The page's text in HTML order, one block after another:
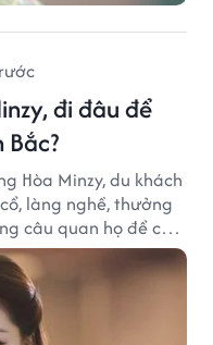
đi đâu để
Hòa Minzy, du khách
làng nghề, thưởng
câu quan họ để cảm